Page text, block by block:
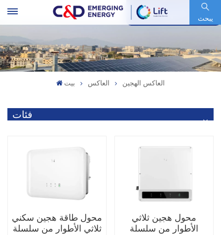
يبحث
رمز السهم : 600153.SH
بيت العاكس العاكس الهجين
فئات
محول طاقة هجين سكني
ثلاثي الأطوار من سلسلة
محول هجين ثلاثي
الأطوار من سلسلة